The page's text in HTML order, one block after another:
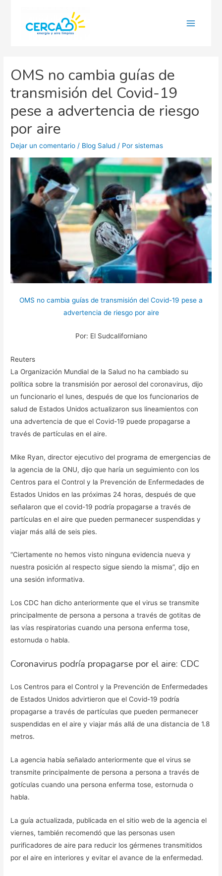
OMS no cambia guías de
transmisión del Covid-19
pese a advertencia de riesgo
por aire
Dejar un comentario / Blog Salud / Porsistemas
OMS no cambia guías de transmisión del Covid-19 pese a
advertencia de riesgo por aire
Por: El Sudcaliforniano
Reuters
La Organización Mundial de la Salud no ha cambiado su
política sobre la transmisión por aerosol del coronavirus, dijo
un funcionario el lunes, después de que los funcionarios de
salud de Estados Unidos actualizaron sus lineamientos con
una advertencia de que el Covid-19 puede propagarse a
través de partículas en el aire.
Mike Ryan, director ejecutivo del programa de emergencias de
la agencia de la ONU, dijo que haría un seguimiento con los
Centros para el Control y la Prevención de Enfermedades de
Estados Unidos en las próximas 24 horas, después de que
señalaron que el covid-19 podría propagarse a través de
partículas en el aire que pueden permanecer suspendidas y
viajar más allá de seis pies.
“Ciertamente no hemos visto ninguna evidencia nueva y
nuestra posición al respecto sigue siendo la misma”, dijo en
una sesión informativa.
Los CDC han dicho anteriormente que el virus se transmite
principalmente de persona a persona a través de gotitas de
las vías respiratorias cuando una persona enferma tose,
estornuda o habla.
Coronavirus podría propagarse por el aire: CDC
Los Centros para el Control y la Prevención de Enfermedades
de Estados Unidos advirtieron que el Covid-19 podría
propagarse a través de partículas que pueden permanecer
suspendidas en el aire y viajar más allá de una distancia de 1.8
metros.
La agencia había señalado anteriormente que el virus se
transmite principalmente de persona a persona a través de
gotículas cuando una persona enferma tose, estornuda o
habla.
La guía actualizada, publicada en el sitio web de la agencia el
viernes, también recomendó que las personas usen
purificadores de aire para reducir los gérmenes transmitidos
por el aire en interiores y evitar el avance de la enfermedad.